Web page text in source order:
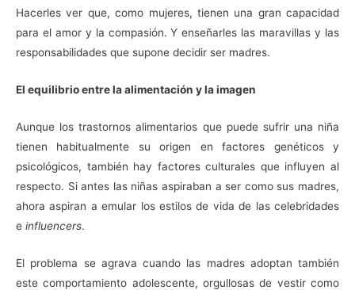
Hacerles ver que, como mujeres, tienen una gran capacidad
para el amor y la compasión. Y enseñarles las maravillas y las
responsabilidades que supone decidir ser madres.
El equilibrio entrela alimentación y la imagen
Aunque los trastornos alimentarios que puede sufrir una niña
tienen habitualmente su origen en factores genéticos y
psicológicos, también hay factores culturales que influyen al
respecto. Si antes las niñas aspiraban a ser como sus madres,
ahora aspiran a emular los estilos de vida de las celebridades
e influencers.
El problema se agrava cuando las madres adoptan también
este comportamiento adolescente, orgullosas de vestir como